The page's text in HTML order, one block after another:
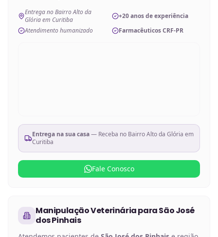
Entrega no Bairro Alto da
Glória em Curitiba
+20 anos de experiência
Atendimento humanizado
Farmacêuticos CRF-PR
Entrega na sua casa— Receba no Bairro Alto da Glória em
Curitiba
Fale Conosco
Manipulação VeterináriaparaSão José
dos Pinhais